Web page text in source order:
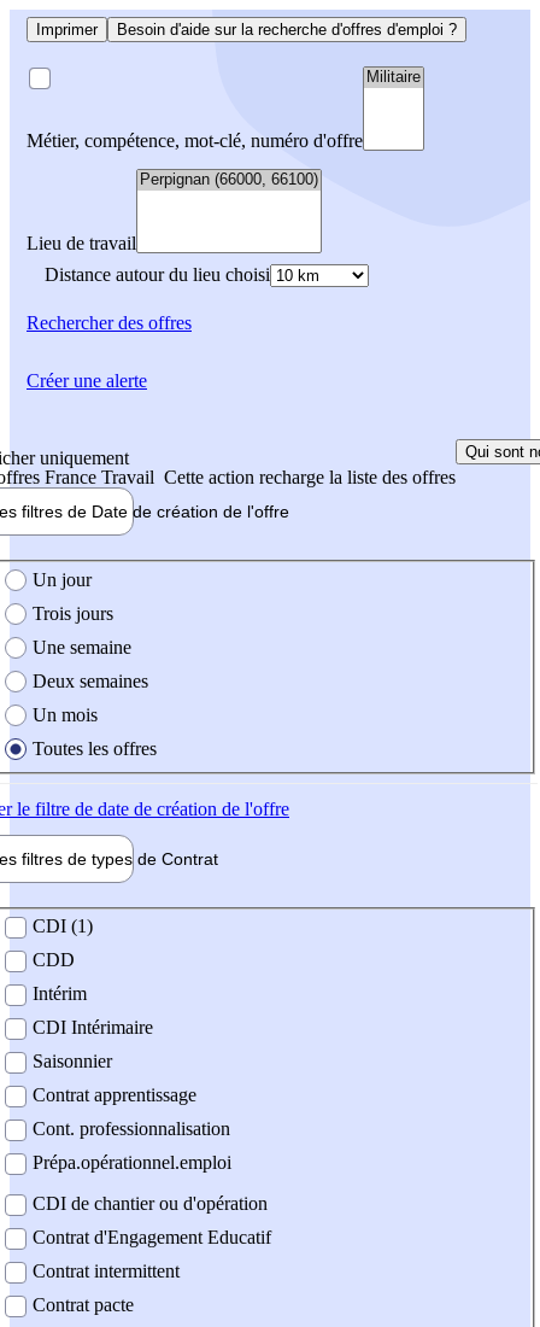
Imprimer Besoin d'aide sur la recherche d'offres d'emploi ?
Métier, compétence, mot-clé, numéro d'offre
Lieu de travail
Distance autour du lieu choisi
Rechercherdes offres
uniquement
France Travail Cette action recharge la liste des offres
Qui sont
filtres de Date de création de l'offre
création de l'offre
Un jour
Trois jours
Une semaine
Deux semaines
Un mois
Toutes les offres
le filtre de date de création de l'offre
filtres de types de Contrat
contrat
CDI (1)
CDD
Intérim
CDI Intérimaire
Saisonnier
Contrat apprentissage
Cont. professionnalisation
Prépa.opérationnel.emploi
CDI de chantier ou d'opération
Contrat d'Engagement Educatif
Contrat intermittent
Contrat pacte
Créer une alerte